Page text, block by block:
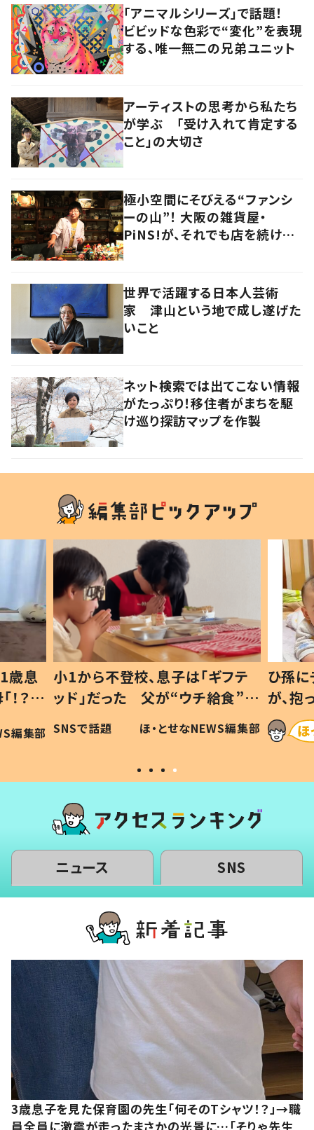
「アニマルシリーズ」で話題！
ビビッドな色彩で“変化”を表現
する、唯一無二の兄弟ユニット
アーティストの思考から私たち
が学ぶ 「受け入れて肯定する
こと」の大切さ
極小空間にそびえる“ファンシ
ーの山”！ 大阪の雑貨屋・
PiNS!が、それでも店を続ける
世界で活躍する日本人芸術
家 津山という地で成し遂げた
いこと
ネット検索では出てこない情報
がたっぷり！移住者がまちを駆
け巡り探訪マップを作製
歳息
？」
編集部
小1から不登校、息子は「ギフテ
ッド」だった 父が“ウチ給食”を
作り続ける理由とは #令和の親
#令和の子
SNSで話題 ほ・とせなNEWS編集部
ひ孫
が、
「涙が
い」
ニュース SNS
3歳息子を見た保育園の先生「何そのTシャツ！？」→職
員全員に激震が走ったまさかの光景に…「そりゃ先生